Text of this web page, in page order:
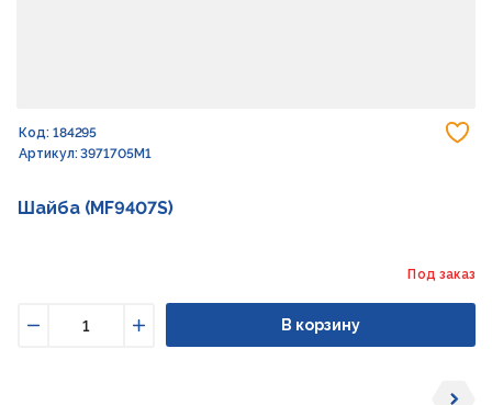
Код: 184295
Артикул: 3971705M1
Шайба (MF9407S)
Под заказ
Увеличить
В корзину